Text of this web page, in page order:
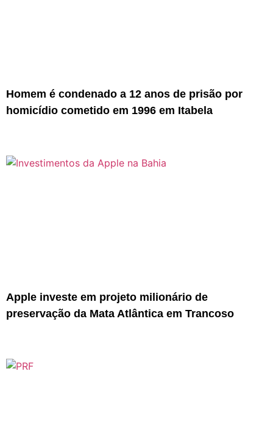
Homem é condenado a 12 anos de prisão por
homicídio cometido em 1996 em Itabela
Apple investe em projeto milionário de
preservação da Mata Atlântica em Trancoso